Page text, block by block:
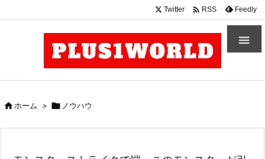

Twitter  RSS Feedly
ホーム >  ノウハウ